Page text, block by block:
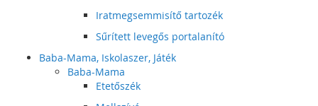
Iratmegsemmisítő tartozék
Sűrített levegős portalanító
Baba-Mama, Iskolaszer, Játék
Baba-Mama
Etetőszék